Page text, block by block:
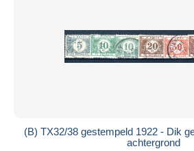
(B) TX32/38 gestempeld 1922 - Dik
achtergrond